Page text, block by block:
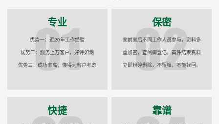
专业
优势一：近20年工作经验
优势二：服务上万客户，好评如潮
优势三：成功率高，懂得为客户考虑
保密
案前案后不同工作人员参与，资料多
重加密，查阅需登记，案件结束资料
立即粉碎删除，不留档，不能找回。
快捷 靠谱